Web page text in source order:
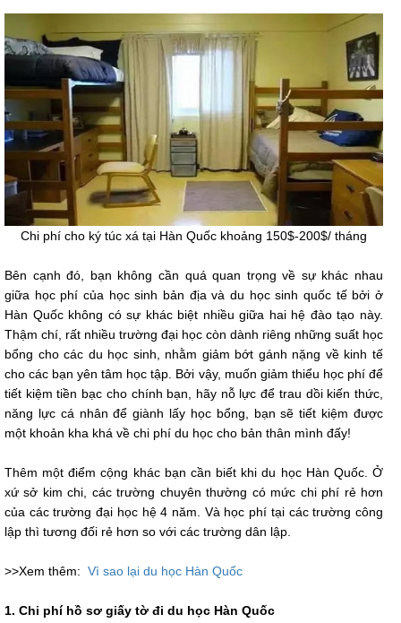
Chi phí cho ký túc xá tại Hàn Quốc khoảng 150$-200$/ tháng
Bên cạnh đó, bạn không cần quá quan trọng về sự khác nhau
giữa học phí của học sinh bản địa và du học sinh quốc tế bởi ở
Hàn Quốc không có sự khác biệt nhiều giữa hai hệ đào tạo này.
Thậm chí, rất nhiều trường đại học còn dành riêng những suất học
bổng cho các du học sinh, nhằm giảm bớt gánh nặng về kinh tế
cho các bạn yên tâm học tập. Bởi vậy, muốn giảm thiểu học phí để
tiết kiệm tiền bạc cho chính bạn, hãy nỗ lực để trau dồi kiến thức,
năng lực cá nhân để giành lấy học bổng, bạn sẽ tiết kiệm được
một khoản kha khá về chi phí du học cho bản thân mình đấy!
Thêm một điểm cộng khác bạn cần biết khi du học Hàn Quốc. Ở
xứ sở kim chi, các trường chuyên thường có mức chi phí rẻ hơn
của các trường đại học hệ 4 năm. Và học phí tại các trường công
lập thì tương đối rẻ hơn so với các trường dân lập.
>>Xem thêm: Vì sao lại du học Hàn Quốc
1. Chi phí hồ sơ giấy tờ đi du học Hàn Quốc